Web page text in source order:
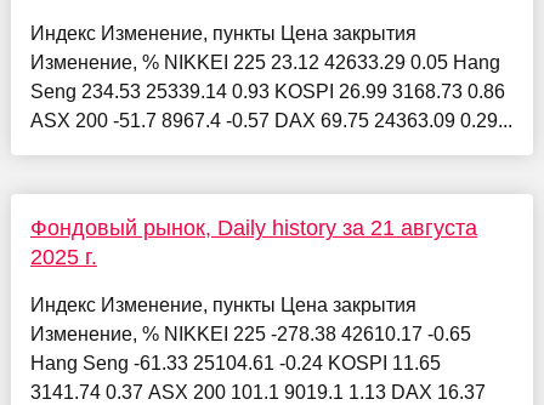
Индекс Изменение, пункты Цена закрытия
Изменение, % NIKKEI 225 23.12 42633.29 0.05 Hang
Seng 234.53 25339.14 0.93 KOSPI 26.99 3168.73 0.86
ASX 200 -51.7 8967.4 -0.57 DAX 69.75 24363.09 0.29...
Фондовый рынок, Daily history за 21 августа
2025 г.
Индекс Изменение, пункты Цена закрытия
Изменение, % NIKKEI 225 -278.38 42610.17 -0.65
Hang Seng -61.33 25104.61 -0.24 KOSPI 11.65
3141.74 0.37 ASX 200 101.1 9019.1 1.13 DAX 16.37